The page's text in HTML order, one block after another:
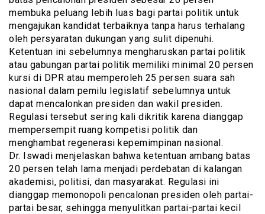
membuka peluang lebih luas bagi partai politik untuk
mengajukan kandidat terbaiknya tanpa harus terhalang
oleh persyaratan dukungan yang sulit dipenuhi.
Ketentuan ini sebelumnya mengharuskan partai politik
atau gabungan partai politik memiliki minimal 20 persen
kursi di DPR atau memperoleh 25 persen suara sah
nasional dalam pemilu legislatif sebelumnya untuk
dapat mencalonkan presiden dan wakil presiden.
Regulasi tersebut sering kali dikritik karena dianggap
mempersempit ruang kompetisi politik dan
menghambat regenerasi kepemimpinan nasional.
Dr. Iswadi menjelaskan bahwa ketentuan ambang batas
20 persen telah lama menjadi perdebatan di kalangan
akademisi, politisi, dan masyarakat. Regulasi ini
dianggap memonopoli pencalonan presiden oleh partai-
partai besar, sehingga menyulitkan partai-partai kecil